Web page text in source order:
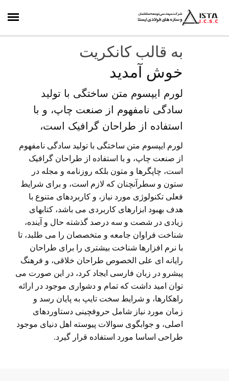
به قالب کانکریت
خوش آمدید
لورم ایپسوم متن ساختگی با تولید
سادگی نامفهوم از صنعت چاپ، و با
استفاده از طراحان گرافیک است،
لورم ایپسوم متن ساختگی با تولید سادگی نامفهوم
از صنعت چاپ، و با استفاده از طراحان گرافیک
است، چاپگرها و متون بلکه روزنامه و مجله در
ستون و سطرآنچنان که لازم است، و برای شرایط
فعلی تکنولوژی مورد نیاز، و کاربردهای متنوع با
هدف بهبود ابزارهای کاربردی می باشد، کتابهای
زیادی در شصت و سه درصد گذشته حال و آینده،
شناخت فراوان جامعه و متخصصان را می طلبد، تا
با نرم افزارها شناخت بیشتری را برای طراحان
رایانه ای علی الخصوص طراحان خلاقی، و فرهنگ
پیشرو در زبان فارسی ایجاد کرد، در این صورت می
توان امید داشت که تمام و دشواری موجود در ارائه
راهکارها، و شرایط سخت تایپ به پایان رسد و
زمان مورد نیاز شامل حروفچینی دستاوردهای
اصلی، و جوابگوی سوالات پیوسته اهل دنیای موجود
طراحی اساسا مورد استفاده قرار گیرد.